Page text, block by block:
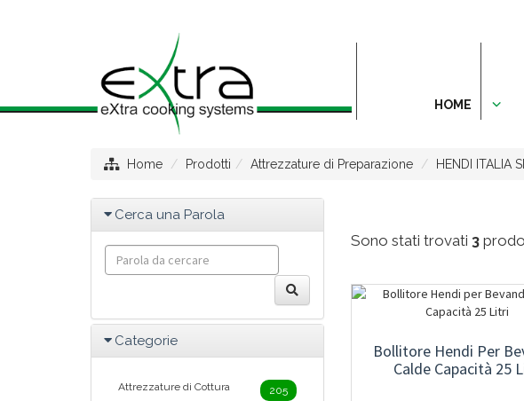
HOME
Home Prodotti Attrezzature di Preparazione HENDI ITALIA
Sono stati trovati 3
Bollitore Hendi Per
Calde Capacità 25
Cerca una Parola
Categorie
Attrezzature di Cottura 205